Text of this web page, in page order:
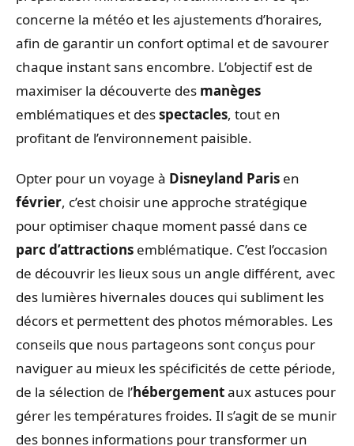
concerne la météo et les ajustements d’horaires,
afin de garantir un confort optimal et de savourer
chaque instant sans encombre. L’objectif est de
maximiser la découverte des manèges
emblématiques et desspectacles, tout en
profitant de l’environnement paisible.
Opter pour un voyage à Disneyland Paris en
février, c’est choisir une approche stratégique
pour optimiser chaque moment passé dans ce
parc d’attractions emblématique. C’est l’occasion
de découvrir les lieux sous un angle différent, avec
des lumières hivernales douces qui subliment les
décors et permettent des photos mémorables. Les
conseils que nous partageons sont conçus pour
naviguer au mieux les spécificités de cette période,
de la sélection de l’hébergementaux astuces pour
gérer les températures froides. Il s’agit de se munir
des bonnes informations pour transformer un